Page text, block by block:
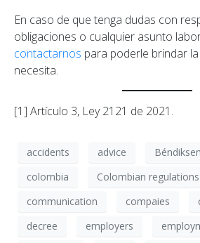
En caso de que tenga dudas con
obligaciones o cualquier asunto
contactarnos para poderle brindar
necesita.
[1] Artículo 3, Ley 2121 de 2021.
accidents advice
colombia
Colombian regulations
communication
compaies
decree
employers